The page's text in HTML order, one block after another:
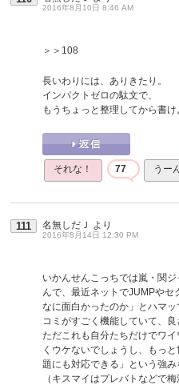
2016年8月10日 8:46 AM
＞＞108
長いわりには、ありきたり。
インパクトゼロの駄文で、
もうちょっと整理してから書け
それな！ 77 うー
111 名無しだＪ より
2016年8月14日 12:30 PM
いかんせんこっちでは嵐・関
んで、最近ネットでJUMPやセ
なに面白かったのか」とハマ
コミがすごく機能していて、
ただこれも自分たちだけでワ
くウケないでしょうし、もっ
題にも対応できる」という強み
（キスマイはプレバトなどで